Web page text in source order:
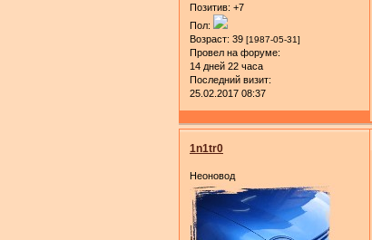
Позитив: +7
Пол:
Возраст: 39 [1987-05-31]
Провел на форуме:
14 дней 22 часа
Последний визит:
25.02.2017 08:37
1n1tr0
Неоновод